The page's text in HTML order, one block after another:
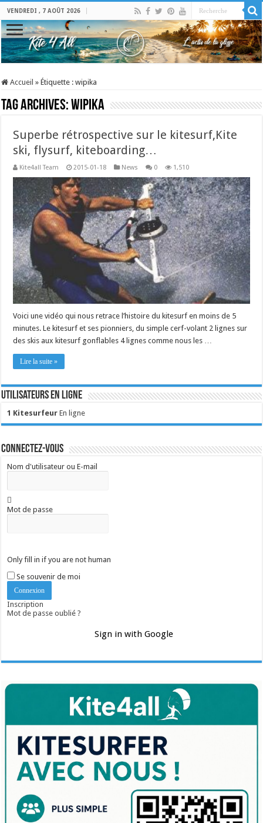
VENDREDI , 7 AOÛT 2026
Accueil » Étiquette :wipika
Tag Archives:wipika
Superbe rétrospective sur le kitesurf,Kite
ski, flysurf, kiteboarding…
Kite4all Team 2015-01-18 News 0 1,510
Voici une vidéo qui nous retrace l’histoire du kitesurf en moins de 5
minutes. Le kitesurf et ses pionniers, du simple cerf-volant 2 lignes sur
des skis aux kitesurf gonflables 4 lignes comme nous les …
Lire la suite »
Utilisateurs en ligne
1 Kitesurfeur En ligne
Connectez-vous
Nom d'utilisateur ou E-mail
Mot de passe
Only fill in if you are not human
Se souvenir de moi
Inscription
Mot de passe oublié ?
Sign in with Google